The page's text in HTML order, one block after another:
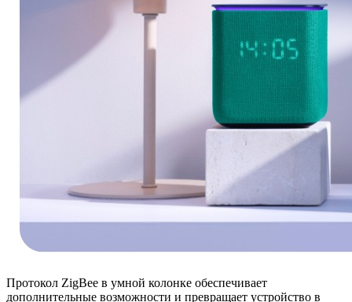
Протокол ZigBee в умной колонке обеспечивает
дополнительные возможности и превращает устройство в